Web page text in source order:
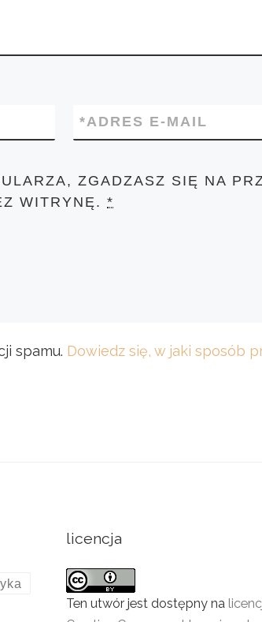
ADRES E-MAIL
*
ZGADZASZ SIĘ NA
WITRYNĘ.*
spamu. Dowiedz się, w jaki sposób
licencja
Ten utwór jest dostępny na